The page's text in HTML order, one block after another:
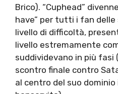
Brico). “Cuphead”
have” per tutti i fan
livello di difficoltà,
livello estremamente
suddividevano in più fasi
scontro finale contro
al centro del suo